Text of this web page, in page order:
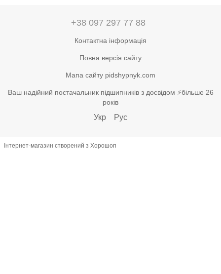
+38 097 297 77 88
Контактна інформація
Повна версія сайту
Мапа сайту pidshypnyk.com
Ваш надійний постачальник підшипників з досвідом ⚡більше 26
років
Укр Рус
Інтернет-магазин створений з Хорошоп